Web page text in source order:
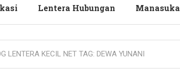
Lentera Hubungan Manasuka
LENTERA KECIL NET TAG: DEWA YUNANI